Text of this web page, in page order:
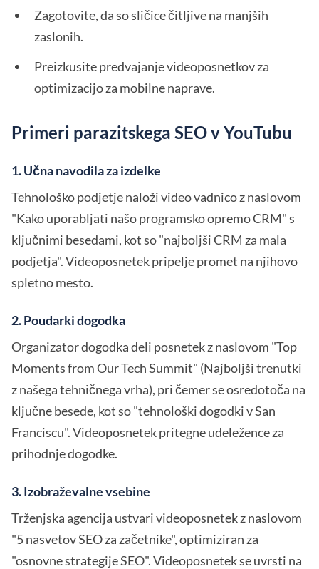
Zagotovite, da so sličice čitljive na manjših
zaslonih.
Preizkusite predvajanje videoposnetkov za
optimizacijo za mobilne naprave.
Primeri parazitskega SEO v YouTubu
1. Učna navodila za izdelke
Tehnološko podjetje naloži video vadnico z naslovom
"Kako uporabljati našo programsko opremo CRM" s
ključnimi besedami, kot so "najboljši CRM za mala
podjetja". Videoposnetek pripelje promet na njihovo
spletno mesto.
2. Poudarki dogodka
Organizator dogodka deli posnetek z naslovom "Top
Moments from Our Tech Summit" (Najboljši trenutki
z našega tehničnega vrha), pri čemer se osredotoča na
ključne besede, kot so "tehnološki dogodki v San
Franciscu". Videoposnetek pritegne udeležence za
prihodnje dogodke.
3. Izobraževalne vsebine
Trženjska agencija ustvari videoposnetek z naslovom
"5 nasvetov SEO za začetnike", optimiziran za
"osnovne strategije SEO". Videoposnetek se uvrsti na